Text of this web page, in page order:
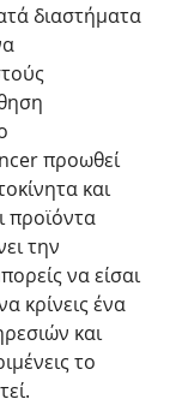
διαστήματα
προωθεί
και
προϊόντα
την
να είσαι
κρίνεις ένα
και
το